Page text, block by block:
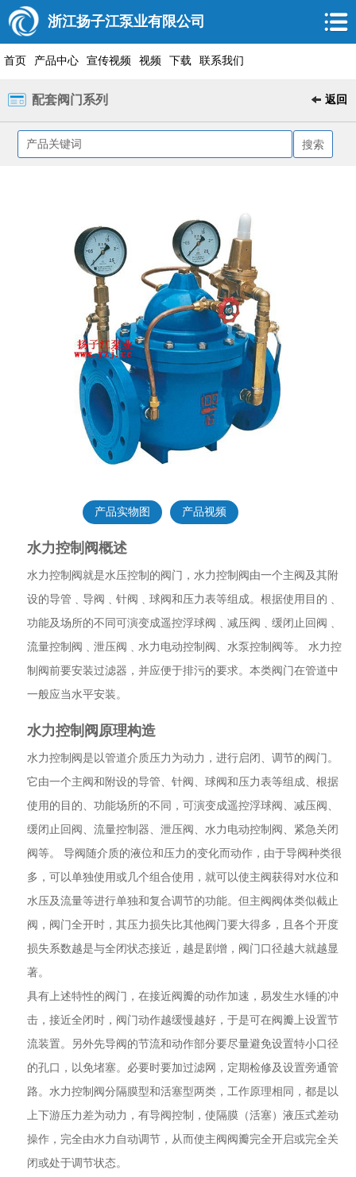
浙江扬子江泵业有限公司
首页 产品中心 宣传视频 视频 下载 联系我们
配套阀门系列 返回
产品实物图 产品视频
水力控制阀概述
水力控制阀就是水压控制的阀门，水力控制阀由一个主阀及其附
设的导管﹑导阀﹑针阀﹑球阀和压力表等组成。根据使用目的﹑
功能及场所的不同可演变成遥控浮球阀﹑减压阀﹑缓闭止回阀﹑
流量控制阀﹑泄压阀﹑水力电动控制阀、水泵控制阀等。 水力控
制阀前要安装过滤器，并应便于排污的要求。本类阀门在管道中
一般应当水平安装。
水力控制阀原理构造
水力控制阀是以管道介质压力为动力，进行启闭、调节的阀门。
它由一个主阀和附设的导管、针阀、球阀和压力表等组成、根据
使用的目的、功能场所的不同，可演变成遥控浮球阀、减压阀、
缓闭止回阀、流量控制器、泄压阀、水力电动控制阀、紧急关闭
阀等。 导阀随介质的液位和压力的变化而动作，由于导阀种类很
多，可以单独使用或几个组合使用，就可以使主阀获得对水位和
水压及流量等进行单独和复合调节的功能。但主阀阀体类似截止
阀，阀门全开时，其压力损失比其他阀门要大得多，且各个开度
损失系数越是与全闭状态接近，越是剧增，阀门口径越大就越显
著。
具有上述特性的阀门，在接近阀瓣的动作加速，易发生水锤的冲
击，接近全闭时，阀门动作越缓慢越好，于是可在阀瓣上设置节
流装置。另外先导阀的节流和动作部分要尽量避免设置特小口径
的孔口，以免堵塞。必要时要加过滤网，定期检修及设置旁通管
路。水力控制阀分隔膜型和活塞型两类，工作原理相同，都是以
上下游压力差为动力，有导阀控制，使隔膜（活塞）液压式差动
操作，完全由水力自动调节，从而使主阀阀瓣完全开启或完全关
闭或处于调节状态。